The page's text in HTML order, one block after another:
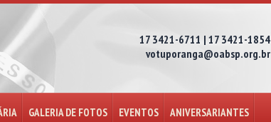
17 3421-6711 | 17 3421-1854
votuporanga@oabsp.org.br
GALERIA DE FOTOS EVENTOS ANIVERSARIANTES